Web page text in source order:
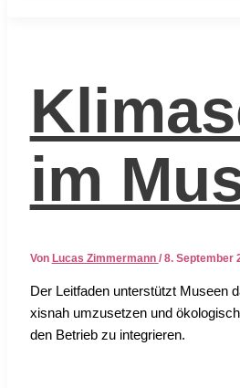
im
Von Lucas Zimmermann / 8. September
Der Leit­fa­den unter­stützt Muse­en
xis­nah umzu­set­zen und
den Betrieb zu inte­grie­ren.